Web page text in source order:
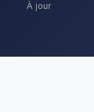
À jour